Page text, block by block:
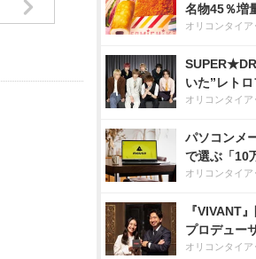
名物45％増
オリコンタイア
いた”レト
オリコンタイア
パソコンメ
で選ぶ「10
オリコンタイア
『VIVANT
プロデュー
オリコンタイア